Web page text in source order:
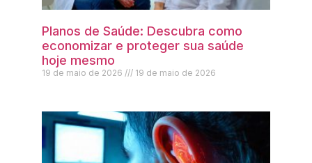
Planos de Saúde: Descubra como
economizar e proteger sua saúde
hoje mesmo
19 de maio de 2026 19 de maio de 2026